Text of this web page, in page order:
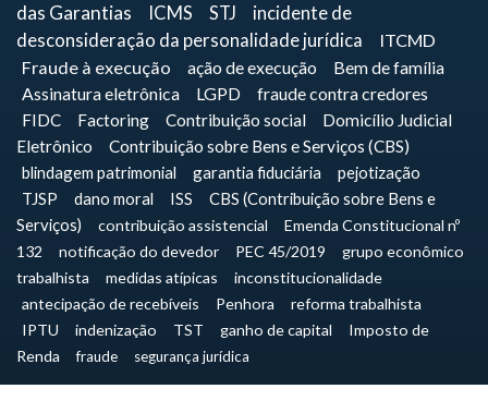
das Garantias
ICMS STJ
incidente de
desconsideração da personalidade jurídica
ITCMD
Fraude à execução
ação de execução
Bem de família
Assinatura eletrônica
LGPD fraude contra credores
FIDC Factoring Contribuição social
Domicílio Judicial
Eletrônico
Contribuição sobre Bens e Serviços (CBS)
blindagem patrimonial
garantia fiduciária
pejotização
TJSP
dano moral ISS
CBS (Contribuição sobre Bens e
Serviços)
contribuição assistencial
Emenda Constitucional nº
132
notificação do devedor PEC 45/2019
grupo econômico
trabalhista
medidas atípicas
inconstitucionalidade
antecipação de recebíveis
Penhora
reforma trabalhista
IPTU
indenização TST ganho de capital
Imposto de
Renda
fraude segurança jurídica